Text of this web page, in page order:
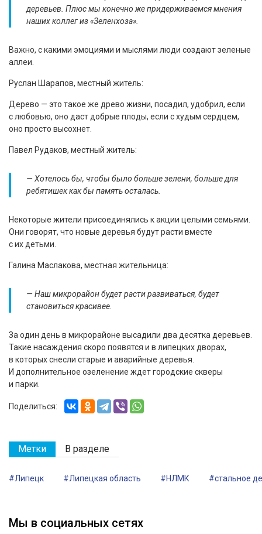
деревьев. Плюс мы конечно же придерживаемся мнения
наших коллег из «Зеленхоза».
Важно, с какими эмоциями и мыслями люди создают зеленые
аллеи.
Руслан Шарапов, местный житель:
Дерево — это такое же древо жизни, посадил, удобрил, если
с любовью, оно даст добрые плоды, если с худым сердцем,
оно просто высохнет.
Павел Рудаков, местный житель:
— Хотелось бы, чтобы было больше зелени, больше для
ребятишек как бы память осталась.
Некоторые жители присоединялись к акции целыми семьями.
Они говорят, что новые деревья будут расти вместе
с их детьми.
Галина Маслакова, местная жительница:
— Наш микрорайон будет расти развиваться, будет
становиться красивее.
За один день в микрорайоне высадили два десятка деревьев.
Такие насаждения скоро появятся и в липецких дворах,
в которых снесли старые и аварийные деревья.
И дополнительное озеленение ждет городские скверы
и парки.
Поделиться:
Метки В разделе
#Липецк #Липецкая область #НЛМК #стальное
Мы в социальных сетях